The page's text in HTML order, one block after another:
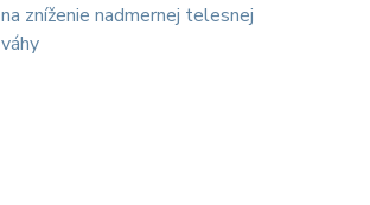
na zníženie nadmernej telesnej
váhy